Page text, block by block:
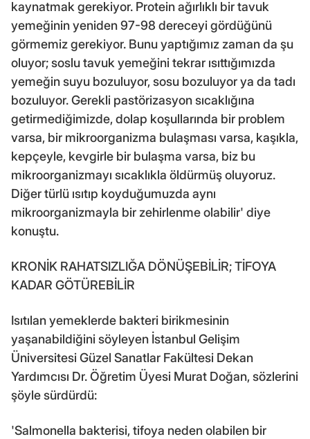
kaynatmak gerekiyor. Protein ağırlıklı bir tavuk
yemeğinin yeniden 97-98 dereceyi gördüğünü
görmemiz gerekiyor. Bunu yaptığımız zaman da şu
oluyor; soslu tavuk yemeğini tekrar ısıttığımızda
yemeğin suyu bozuluyor, sosu bozuluyor ya da tadı
bozuluyor. Gerekli pastörizasyon sıcaklığına
getirmediğimizde, dolap koşullarında bir problem
varsa, bir mikroorganizma bulaşması varsa, kaşıkla,
kepçeyle, kevgirle bir bulaşma varsa, biz bu
mikroorganizmayı sıcaklıkla öldürmüş oluyoruz.
Diğer türlü ısıtıp koyduğumuzda aynı
mikroorganizmayla bir zehirlenme olabilir' diye
konuştu.
KRONİK RAHATSIZLIĞA DÖNÜŞEBİLİR; TİFOYA
KADAR GÖTÜREBİLİR
Isıtılan yemeklerde bakteri birikmesinin
yaşanabildiğini söyleyen İstanbul Gelişim
Üniversitesi Güzel Sanatlar Fakültesi Dekan
Yardımcısı Dr. Öğretim Üyesi Murat Doğan, sözlerini
şöyle sürdürdü:
'Salmonella bakterisi, tifoya neden olabilen bir